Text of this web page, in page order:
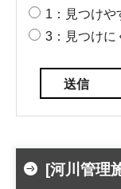
1：見つけや
3：見つけに
[河川管理